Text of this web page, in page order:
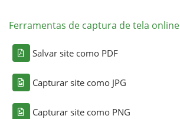
Ferramentas de captura de tela online
Salvar site como PDF
Capturar site como JPG
Capturar site como PNG